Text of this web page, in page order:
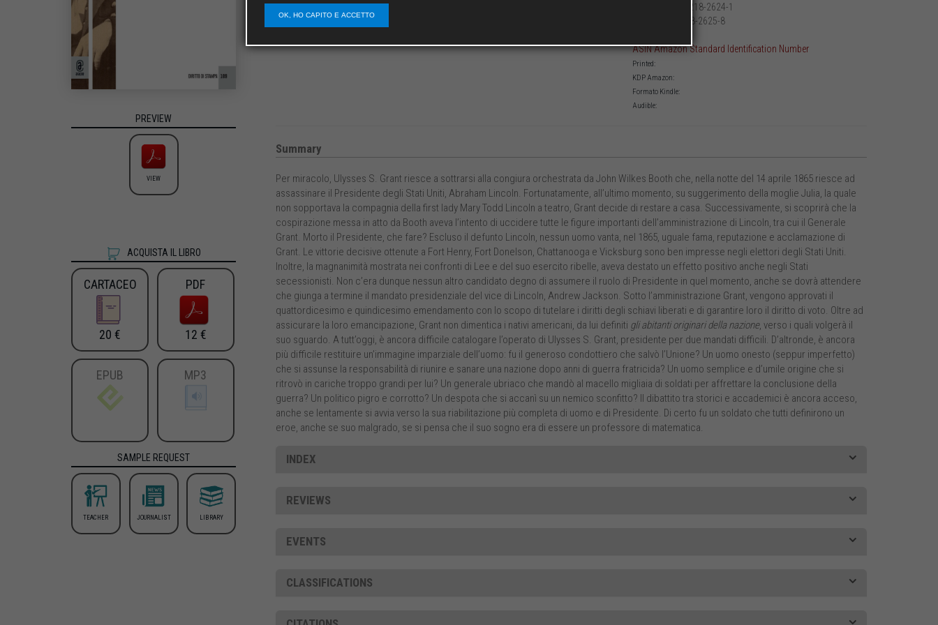
PREVIEW
VIEW
ACQUISTA IL LIBRO
CARTACEO
20 €
PDF
12 €
EPUB MP3
SAMPLE REQUEST
TEACHER JOURNALIST LIBRARY
979-12-218-2624-1
979-12-218-2625-8
ASIN Amazon Standard Identification Number
Printed:
KDP Amazon:
Formato Kindle:
Audible:
Summary
Per miracolo, Ulysses S. Grant riesce a sottrarsi alla congiura orchestrata da John Wilkes Booth che, nella notte del 14 aprile 1865 riesce ad
assassinare il Presidente degli Stati Uniti, Abraham Lincoln. Fortunatamente, all’ultimo momento, su suggerimento della moglie Julia, la quale
non sopportava la compagnia della first lady Mary Todd Lincoln a teatro, Grant decide di restare a casa. Successivamente, si scoprirà che la
cospirazione messa in atto da Booth aveva l’intento di uccidere tutte le figure importanti dell’amministrazione di Lincoln, tra cui il Generale
Grant. Morto il Presidente, che fare? Escluso il defunto Lincoln, nessun uomo vanta, nel 1865, uguale fama, reputazione e acclamazione di
Grant. Le vittorie decisive ottenute a Fort Henry, Fort Donelson, Chattanooga e Vicksburg sono ben impresse negli elettori degli Stati Uniti.
Inoltre, la magnanimità mostrata nei confronti di Lee e del suo esercito ribelle, aveva destato un effetto positivo anche negli Stati
secessionisti. Non c’era dunque nessun altro candidato degno di assumere il ruolo di Presidente in quel momento, anche se dovrà attendere
che giunga a termine il mandato presidenziale del vice di Lincoln, Andrew Jackson. Sotto l’amministrazione Grant, vengono approvati il
quattordicesimo e quindicesimo emendamento con lo scopo di tutelare i diritti degli schiavi liberati e di garantire loro il diritto di voto. Oltre ad
assicurare la loro emancipazione, Grant non dimentica i nativi americani, da lui definiti gli abitanti originari della nazione, verso i quali volgerà il
suo sguardo. A tutt’oggi, è ancora difficile catalogare l’operato di Ulysses S. Grant, presidente per due mandati difficili. D’altronde, è ancora
più difficile restituire un’immagine imparziale dell’uomo: fu il generoso condottiero che salvò l’Unione? Un uomo onesto (seppur imperfetto)
che si assunse la responsabilità di riunire e sanare una nazione dopo anni di guerra fratricida? Un uomo semplice e d’umile origine che si
ritrovò in cariche troppo grandi per lui? Un generale ubriaco che mandò al macello migliaia di soldati per affrettare la conclusione della
guerra? Un politico pigro e corrotto? Un despota che si accanì su un nemico sconfitto? Il dibattito tra storici e accademici è ancora acceso,
anche se lentamente si avvia verso la sua riabilitazione più completa di uomo e di Presidente. Di certo fu un soldato che tutti definirono un
eroe, anche se suo malgrado, se si pensa che il suo sogno era di essere un professore di matematica.
INDEX
REVIEWS
EVENTS
CLASSIFICATIONS
OK, HO CAPITO E ACCETTO